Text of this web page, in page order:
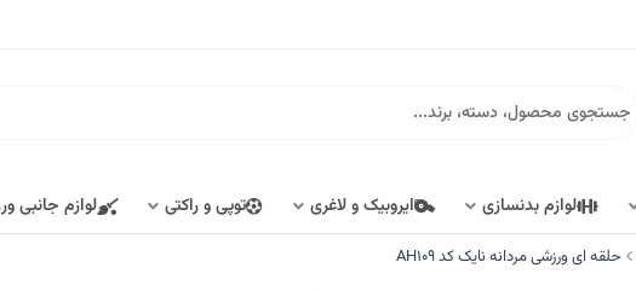
لوازم بدنسازی ایروبیک و لاغری توپی و راکتی لوازم جانبی
حلقه ای ورزشی مردانه نایک کد AH109